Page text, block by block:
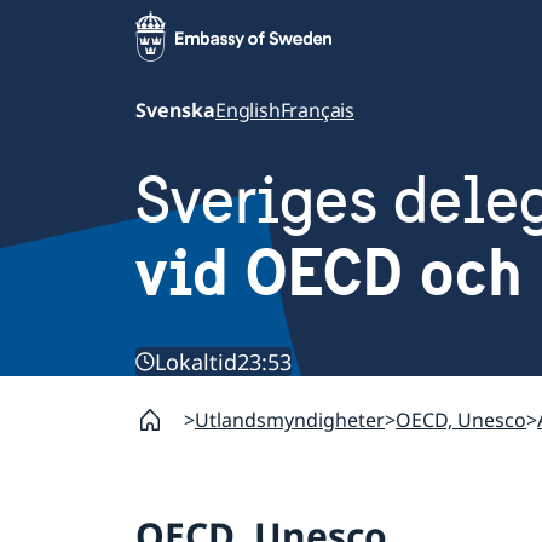
SvenskaEnglishFrançais
Sveriges
vid OECD
Lokaltid23:53
Utlandsmyndigheter OECD, Unesco